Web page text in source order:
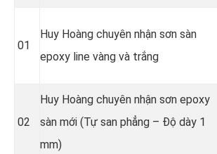
01
Huy Hoàng chuyên nhận sơn sàn
epoxy line vàng và trắng
02
Huy Hoàng chuyên nhận sơn epoxy
sàn mới (Tự san phẳng – Độ dày 1
mm)